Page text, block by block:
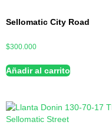
Sellomatic City Road
$300.000
Añadir al carrito